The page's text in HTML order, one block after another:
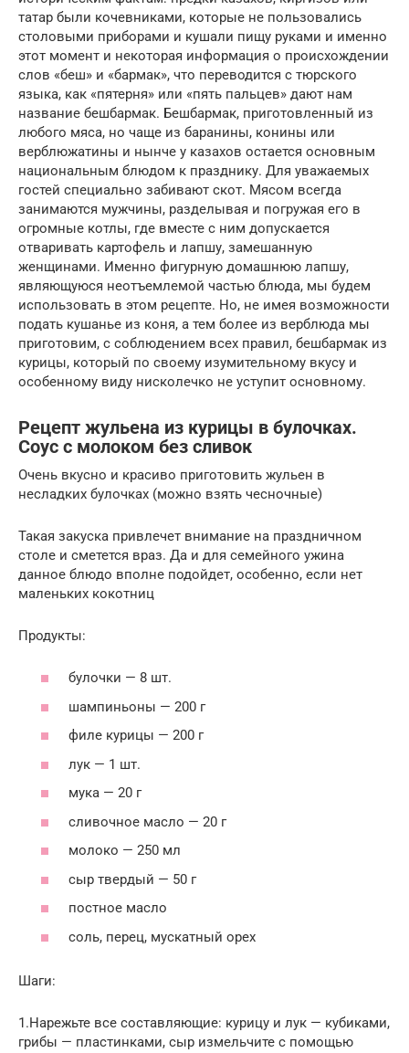
татар были кочевниками, которые не пользовались
столовыми приборами и кушали пищу руками и именно
этот момент и некоторая информация о происхождении
слов «беш» и «бармак», что переводится с тюрского
языка, как «пятерня» или «пять пальцев» дают нам
название бешбармак. Бешбармак, приготовленный из
любого мяса, но чаще из баранины, конины или
верблюжатины и нынче у казахов остается основным
национальным блюдом к празднику. Для уважаемых
гостей специально забивают скот. Мясом всегда
занимаются мужчины, разделывая и погружая его в
огромные котлы, где вместе с ним допускается
отваривать картофель и лапшу, замешанную
женщинами. Именно фигурную домашнюю лапшу,
являющуюся неотъемлемой частью блюда, мы будем
использовать в этом рецепте. Но, не имея возможности
подать кушанье из коня, а тем более из верблюда мы
приготовим, с соблюдением всех правил, бешбармак из
курицы, который по своему изумительному вкусу и
особенному виду нисколечко не уступит основному.
Рецепт жульена из курицы в булочках.
Соус с молоком без сливок
Очень вкусно и красиво приготовить жульен в
несладких булочках (можно взять чесночные)
Такая закуска привлечет внимание на праздничном
столе и сметется враз. Да и для семейного ужина
данное блюдо вполне подойдет, особенно, если нет
маленьких кокотниц
Продукты:
булочки — 8 шт.
шампиньоны — 200 г
филе курицы — 200 г
лук — 1 шт.
мука — 20 г
сливочное масло — 20 г
молоко — 250 мл
сыр твердый — 50 г
постное масло
соль, перец, мускатный орех
Шаги:
1.Нарежьте все составляющие: курицу и лук — кубиками,
грибы — пластинками, сыр измельчите с помощью